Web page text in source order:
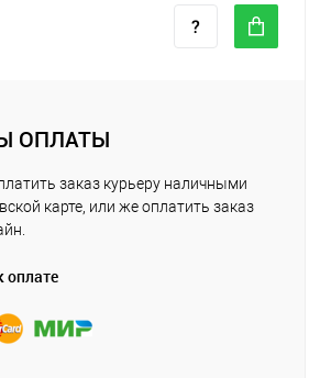
ОПЛАТЫ
заказ курьеру наличными
карте, или же оплатить заказ
оплате